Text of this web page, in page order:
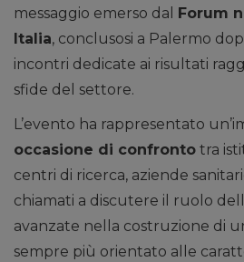
messaggio emerso dal Forum
Italia, conclusosi a Palermo
incontri dedicate ai risultati
sfide del settore.
L’evento ha rappresentato
occasione di confronto tra
centri di ricerca, aziende
chiamati a discutere il ruolo
avanzate nella costruzione di
sempre più orientato alle